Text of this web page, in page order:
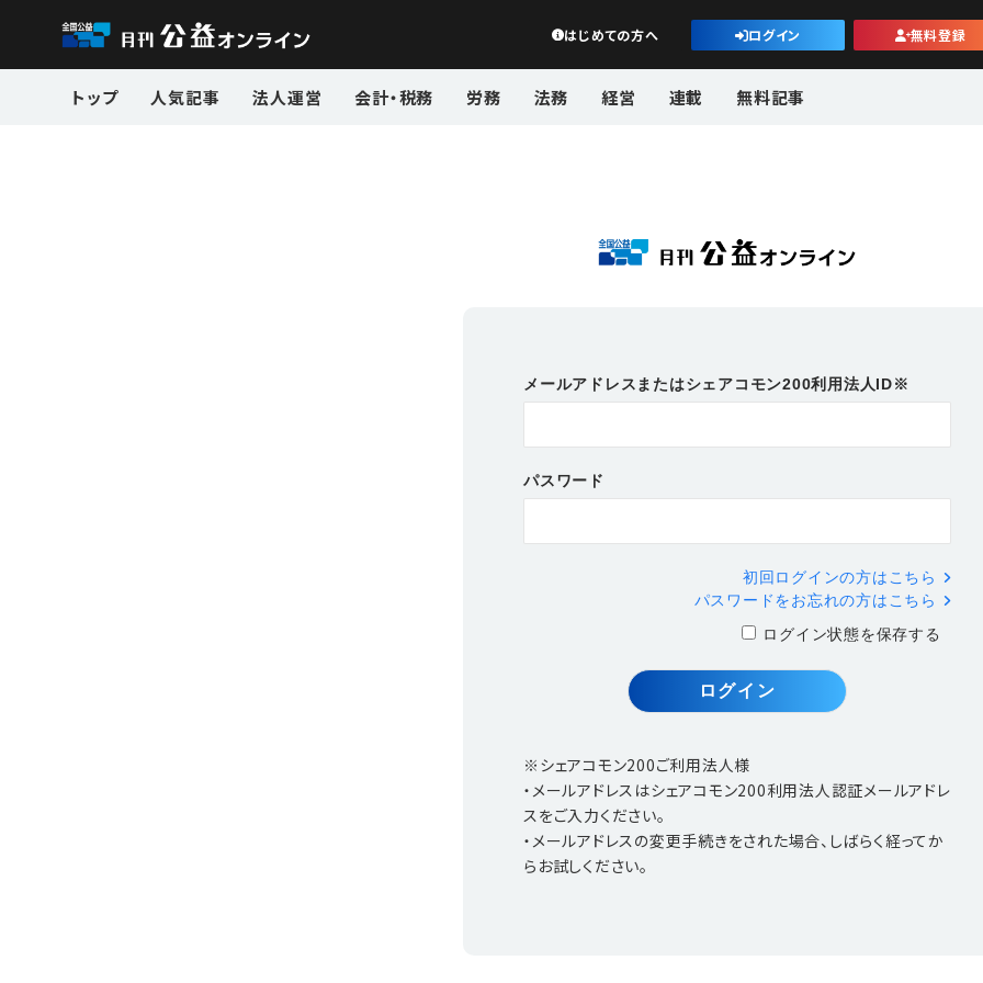
公益・一般法人オンライン
はじめての方へ ログイン 無料登録
トップ 人気記事 法人運営 会計・税務 労務 法務 経営 連載 無料記事
メールアドレスまたはシェアコモン200利用法人ID※
パスワード
初回ログインの方はこちら
パスワードをお忘れの方はこちら
ログイン状態を保存する
※シェアコモン200ご利用法人様
・メールアドレスはシェアコモン200利用法人認証メールアドレ
スをご入力ください。
・メールアドレスの変更手続きをされた場合、しばらく経ってか
らお試しください。